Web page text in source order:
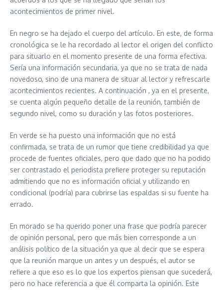
acontecimientos de primer nivel.
En negro se ha dejado el cuerpo del artículo. En este, de forma
cronológica se le ha recordado al lector el origen del conflicto
para situarlo en el momento presente de una forma efectiva.
Sería una información secundaria, ya que no se trata de nada
novedoso, sino de una manera de situar al lector y refrescarle
acontecimientos recientes. A continuación , ya en el presente,
se cuenta algún pequeño detalle de la reunión, también de
segundo nivel, como su duración y las fotos posteriores.
En verde se ha puesto una información que no está
confirmada, se trata de un rumor que tiene credibilidad ya que
procede de fuentes oficiales, pero que dado que no ha podido
ser contrastado el periodista prefiere proteger su reputación
admitiendo que no es información oficial y utilizando en
condicional (podría) para cubrirse las espaldas si su fuente ha
errado.
En morado se ha querido poner una frase que podría parecer
de opinión personal, pero que más bien corresponde a un
análisis político de la situación ya que al decir que se espera
que la reunión marque un antes y un después, el autor se
refiere a que eso es lo que los expertos piensan que sucederá,
pero no hace referencia a que él comparta la opinión. Este